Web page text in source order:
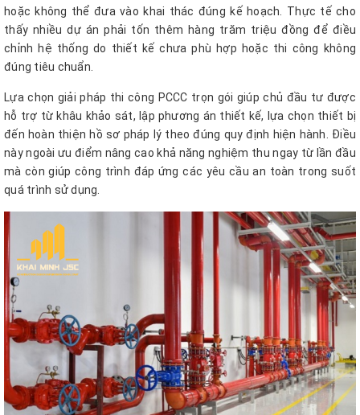
hoặc không thể đưa vào khai thác đúng kế hoạch. Thực tế cho
thấy nhiều dự án phải tốn thêm hàng trăm triệu đồng để điều
chỉnh hệ thống do thiết kế chưa phù hợp hoặc thi công không
đúng tiêu chuẩn.
Lựa chọn giải pháp thi công PCCC trọn gói giúp chủ đầu tư được
hỗ trợ từ khâu khảo sát, lập phương án thiết kế, lựa chọn thiết bị
đến hoàn thiện hồ sơ pháp lý theo đúng quy định hiện hành. Điều
này ngoài ưu điểm nâng cao khả năng nghiệm thu ngay từ lần đầu
mà còn giúp công trình đáp ứng các yêu cầu an toàn trong suốt
quá trình sử dụng.